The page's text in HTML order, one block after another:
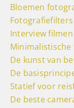
Bloemen
Interview
De kunst van
De
Statief voor
De beste